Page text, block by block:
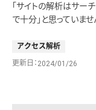
「サイトの解析はサー
で十分」と思っていませ
アクセス解析
更新日 2024/01/26